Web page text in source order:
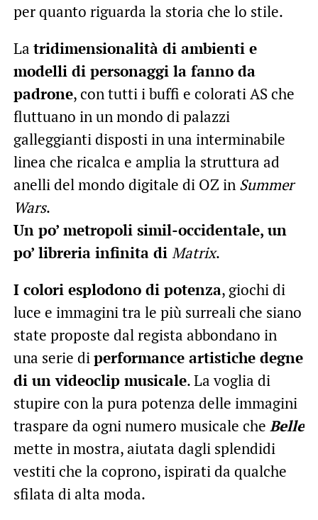
per quanto riguarda la storia che lo stile.
La tridimensionalità di ambienti e
modelli di personaggi la fanno da
padrone, con tutti i buffi e colorati AS che
fluttuano in un mondo di palazzi
galleggianti disposti in una interminabile
linea che ricalca e amplia la struttura ad
anelli del mondo digitale di OZ in Summer
Wars.
Un po’ metropoli simil-occidentale, un
po’ libreria infinita di Matrix.
I colori esplodono di potenza, giochi di
luce e immagini tra le più surreali che siano
state proposte dal regista abbondano in
una serie diperformance artistiche degne
di un videoclip musicale. La voglia di
stupire con la pura potenza delle immagini
traspare da ogni numero musicale che Belle
mette in mostra, aiutata dagli splendidi
vestiti che la coprono, ispirati da qualche
sfilata di alta moda.